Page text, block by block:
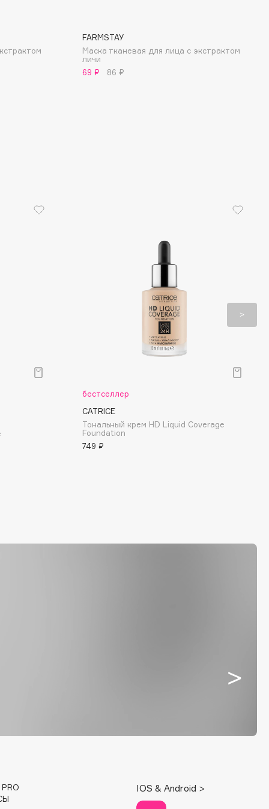
FARMSTAY
Маска тканевая для лица с экстрактом
личи
69 ₽
86 ₽
бестселлер
CATRICE
Тональный крем HD Liquid Coverage
Foundation
749 ₽
PRO
IOS & Android >